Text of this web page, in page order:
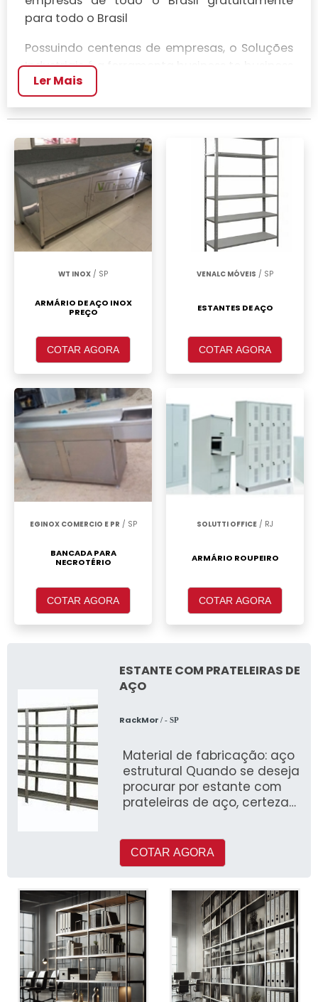
para todo o Brasil
Possuindo centenas de empresas, o Soluções
Industriais é a ferramenta business to business
mais completo da área industrial. Para
realizar um orçamento de Estante de aço 5
prateleiras Sacomã, clique em um ou mais
dos anuciantes a seguir:
Ler Mais
WT INOX / SP
ARMÁRIO DE AÇO INOX
PREÇO
COTAR AGORA
VENALC MÓVEIS / SP
ESTANTES DE AÇO
COTAR AGORA
EGINOX COMERCIO E PR / SP
BANCADA PARA
NECROTÉRIO
COTAR AGORA
SOLUTTI OFFICE / RJ
ARMÁRIO ROUPEIRO
COTAR AGORA
ESTANTE COM PRATELEIRAS DE
AÇO
RackMor / - SP
Material de fabricação: aço
estrutural Quando se deseja
procurar por estante com
prateleiras de aço, certeza
COTAR AGORA